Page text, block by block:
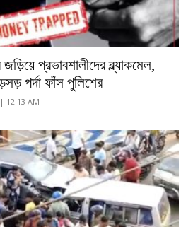
প্রভাবশালীদের ব্ল্যাকমেল,
পর্দা ফাঁস পুলিশের
12:13 AM